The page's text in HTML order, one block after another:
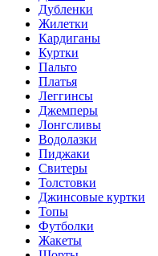
Дубленки
Жилетки
Кардиганы
Куртки
Пальто
Платья
Леггинсы
Джемперы
Лонгсливы
Водолазки
Пиджаки
Свитеры
Толстовки
Джинсовые куртки
Топы
Футболки
Жакеты